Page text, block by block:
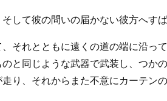
して彼の問いの届かない彼方へす
それとともに遠くの道の端に沿
と同じような武器で武装し、つか
り、それからまた不意にカーテン